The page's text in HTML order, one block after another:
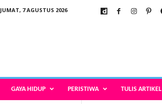
JUMAT, 7 AGUSTUS 2026
GAYA HIDUP PERISTIWA TULIS ARTIKEL